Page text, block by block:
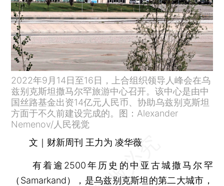
2022年9月14日至16日，上合组织领导人峰会在乌
兹别克斯坦撒马尔罕旅游中心召开。该中心是由中
国丝路基金出资14亿元人民币、协助乌兹别克斯坦
方面于不久前建设完成的。图：Alexander
Nemenov/人民视觉
文｜财新周刊 王力为 凌华薇
有着逾2500年历史的中亚古城撒马尔罕
（Samarkand），是乌兹别克斯坦的第二大城市，